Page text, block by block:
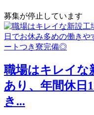
募集が停止しています
職場はキレイ
あり、年間休日
き...